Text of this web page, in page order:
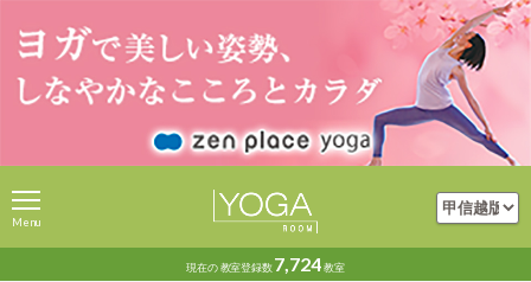
現在の教室登録数 7,724教室
Menu